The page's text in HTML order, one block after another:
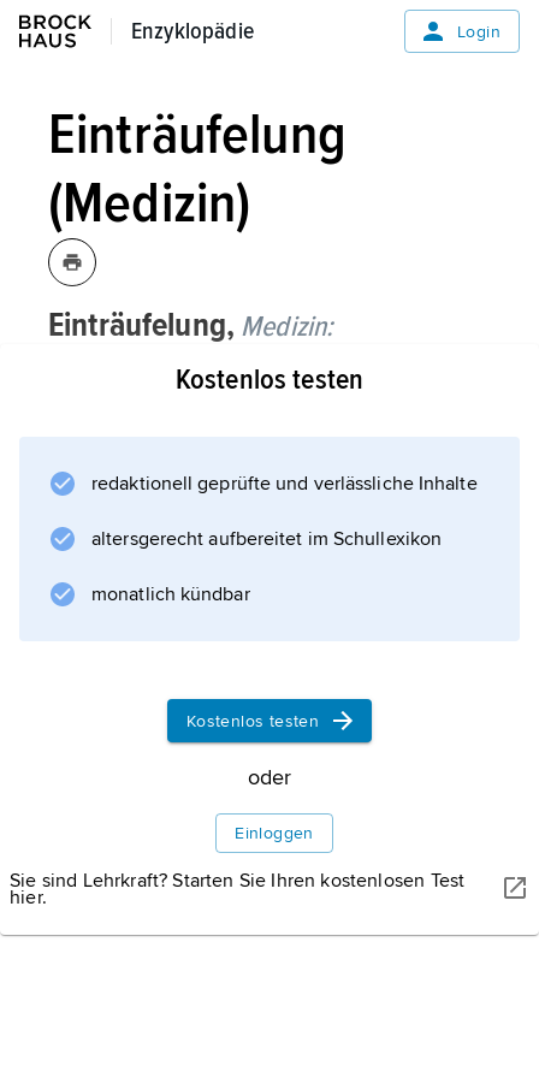
Enzyklopädie
Enzyklopädie Login
Einträufelung
(Medizin)
Einträufelung, Medizin:
Kostenlos testen
redaktionell geprüfte und verlässliche Inhalte
altersgerecht aufbereitet im Schullexikon
monatlich kündbar
Kostenlos testen
oder
Einloggen
Sie sind Lehrkraft? Starten Sie Ihren kostenlosen Test
hier.